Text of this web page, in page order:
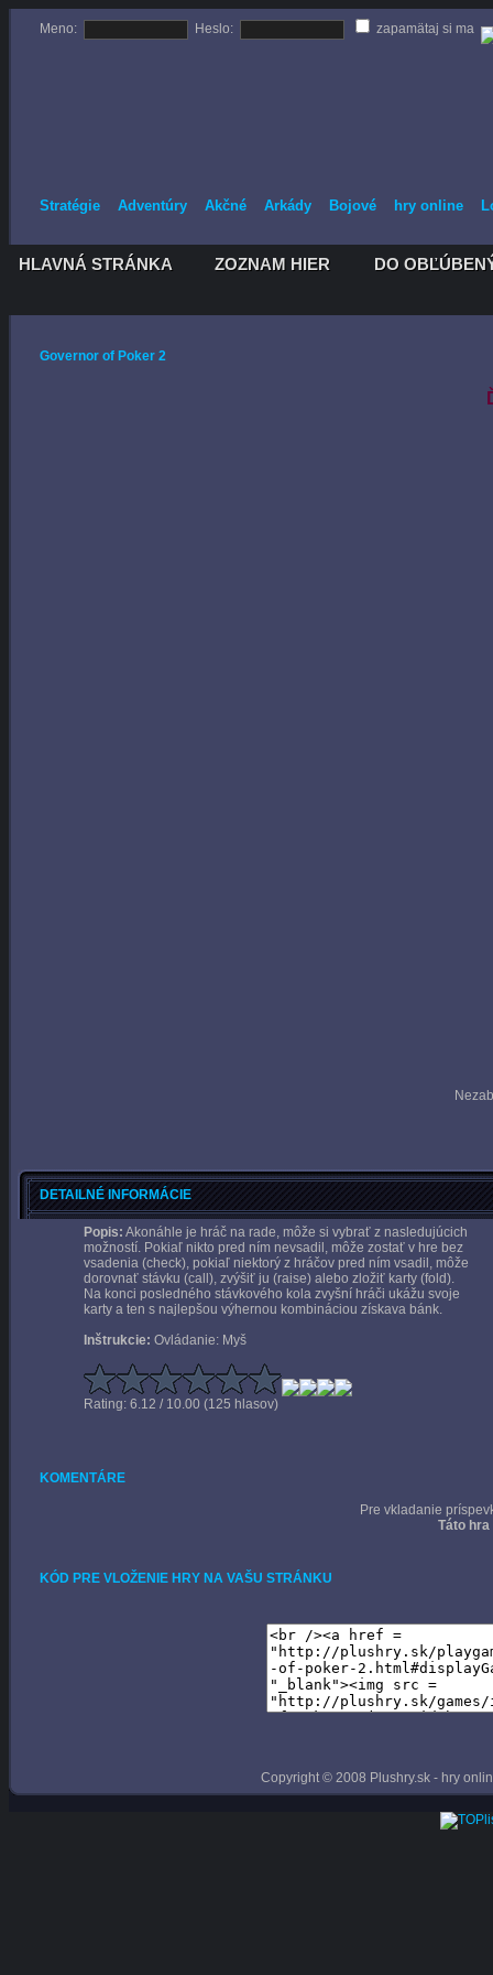
Meno: Heslo: zapamätaj si ma
Stratégie Adventúry Akčné Arkády Bojové hry online
HLAVNÁ STRÁNKA
HLAVNÁ STRÁNKA ZOZNAM HIER
ZOZNAM HIER DO
DO
Governor of Poker 2
DETAILNÉ INFORMÁCIE
Popis: Akonáhle je hráč na rade, môže si vybrať z nasledujúcich
možností. Pokiaľ nikto pred ním nevsadil, môže zostať v hre bez
vsadenia (check), pokiaľ niektorý z hráčov pred ním vsadil, môže
dorovnať stávku (call), zvýšiť ju (raise) alebo zložiť karty (fold).
Na konci posledného stávkového kola zvyšní hráči ukážu svoje
karty a ten s najlepšou výhernou kombináciou získava bánk.
Inštrukcie: Ovládanie: Myš
Rating: 6.12 / 10.00 (125 hlasov)
KOMENTÁRE
Pre vkladanie
Táto
KÓD PRE VLOŽENIE HRY NA VAŠU STRÁNKU
Copyright © 2008 Plushry.sk - hry